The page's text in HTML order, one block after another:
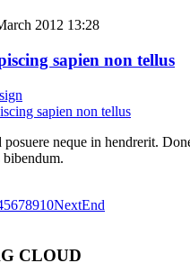
2012 13:28
sapien non tellus
neque in hendrerit.
bibendum.
5678910NextEnd
CLOUD